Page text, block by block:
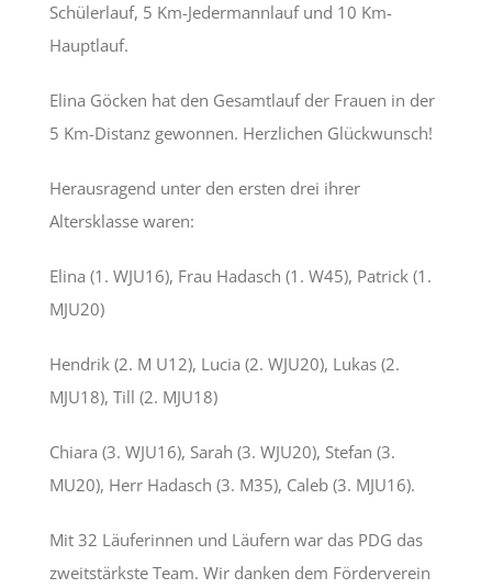
Schülerlauf, 5 Km-Jedermannlauf und 10 Km-
Hauptlauf.
Elina Göcken hat den Gesamtlauf der Frauen in der
5 Km-Distanz gewonnen. Herzlichen Glückwunsch!
Herausragend unter den ersten drei ihrer
Altersklasse waren:
Elina (1. WJU16), Frau Hadasch (1. W45), Patrick (1.
MJU20)
Hendrik (2. M U12), Lucia (2. WJU20), Lukas (2.
MJU18), Till (2. MJU18)
Chiara (3. WJU16), Sarah (3. WJU20), Stefan (3.
MU20), Herr Hadasch (3. M35), Caleb (3. MJU16).
Mit 32 Läuferinnen und Läufern war das PDG das
zweitstärkste Team. Wir danken dem Förderverein